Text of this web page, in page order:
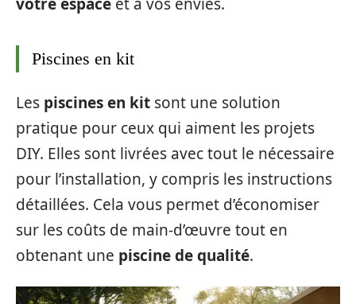
Piscines en kit
Les piscines en kit sont une solution
pratique pour ceux qui aiment les projets
DIY. Elles sont livrées avec tout le nécessaire
pour l’installation, y compris les instructions
détaillées. Cela vous permet d’économiser
sur les coûts de main-d’œuvre tout en
obtenant une piscine de qualité.